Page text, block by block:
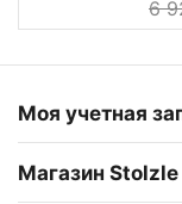
6
Моя учетная
Магазин Stolzle